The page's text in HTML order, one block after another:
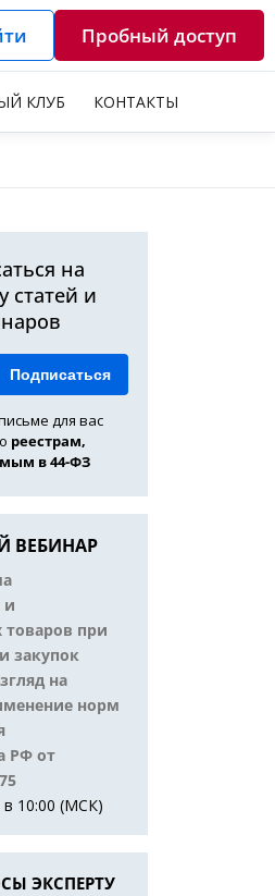
Пробный доступ
КЛУБ КОНТАКТЫ
на
статей и
Подписаться
для вас
реестрам,
в 44-ФЗ
ВЕБИНАР
и
при
закупок
на
норм
РФ от
в 10:00 (МСК)
ЭКСПЕРТУ